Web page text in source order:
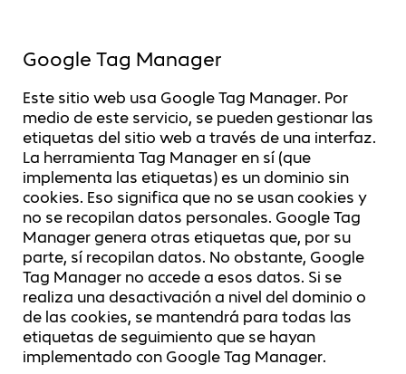
Google Tag Manager
Este sitio web usa Google Tag Manager. Por
medio de este servicio, se pueden gestionar las
etiquetas del sitio web a través de una interfaz.
La herramienta Tag Manager en sí (que
implementa las etiquetas) es un dominio sin
cookies. Eso significa que no se usan cookies y
no se recopilan datos personales. Google Tag
Manager genera otras etiquetas que, por su
parte, sí recopilan datos. No obstante, Google
Tag Manager no accede a esos datos. Si se
realiza una desactivación a nivel del dominio o
de las cookies, se mantendrá para todas las
etiquetas de seguimiento que se hayan
implementado con Google Tag Manager.